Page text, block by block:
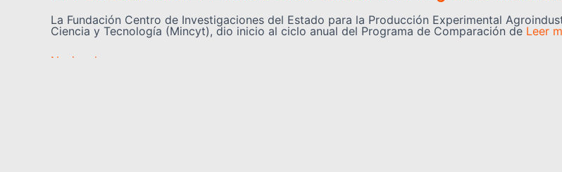
La Fundación Centro de Investigaciones del Estado para la Producción Experimental
Ciencia y Tecnología (Mincyt), dio inicio al ciclo anual del Programa de Comparación de Leer
Nacionales